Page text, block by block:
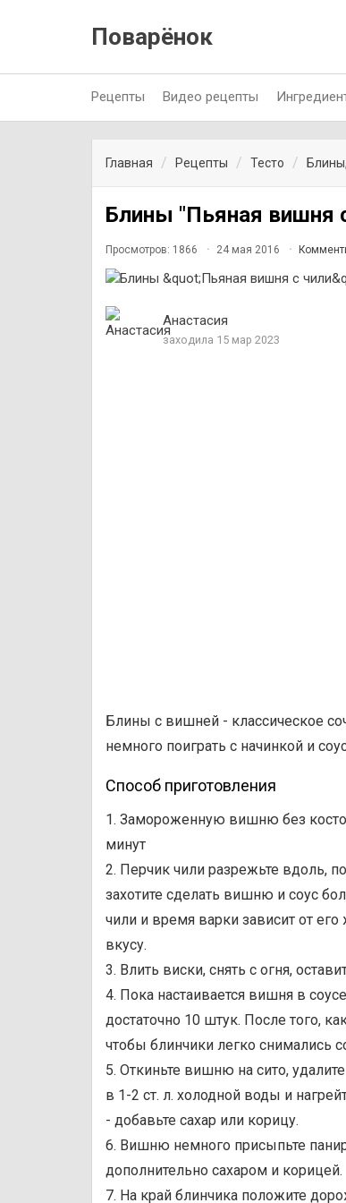
Поварёнок
Рецепты Видео рецепты
Главная Рецепты Тесто
Блины "Пьяная вишня
Просмотров: 1866 24 мая 2016
Анастасия
заходила 15 мар 2023
Блины с вишней - классическое
немного поиграть с начинкой и
Способ приготовления
1. Замороженную вишню без
минут
2. Перчик чили разрежьте вдоль,
захотите сделать вишню и соус
чили и время варки зависит от
вкусу.
3. Влить виски, снять с огня,
4. Пока настаивается вишня в
достаточно 10 штук. После того,
чтобы блинчики легко снимались
5. Откиньте вишню на сито,
в 1-2 ст. л. холодной воды и
- добавьте сахар или корицу.
6. Вишню немного присыпьте
дополнительно сахаром и корицей.
7. На край блинчика положите